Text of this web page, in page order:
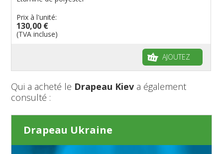
Prix à l'unité:
130,00 €
(TVA incluse)
AJOUTEZ
Qui a acheté le Drapeau Kiev a également
consulté :
Drapeau Ukraine